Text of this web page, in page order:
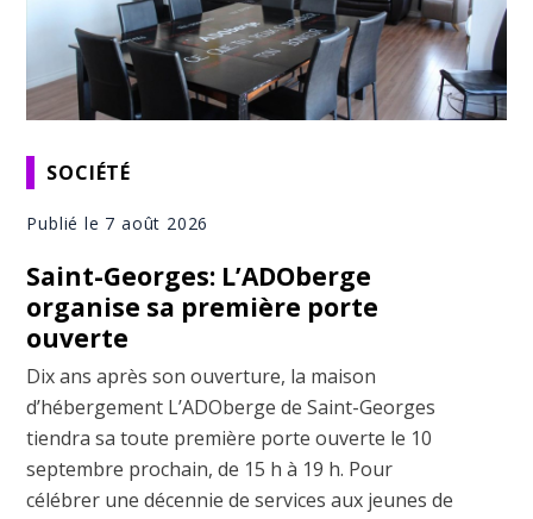
SOCIÉTÉ
Publié le 7 août 2026
Saint-Georges: L’ADOberge
organise sa première porte
ouverte
Dix ans après son ouverture, la maison
d’hébergement L’ADOberge de Saint-Georges
tiendra sa toute première porte ouverte le 10
septembre prochain, de 15 h à 19 h. Pour
célébrer une décennie de services aux jeunes de